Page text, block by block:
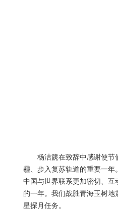
杨洁篪在致辞中感谢使节们
霾、步入复苏轨道的重要一
中国与世界联系更加密切、
的一年。我们战胜青海玉树
星探月任务。